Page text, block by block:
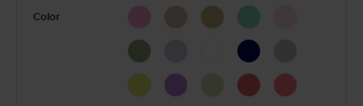
Color Taffy Pink Wheat Lagoon
Moss Navy
Acidity Galaxy Neon Watermelon
Guava